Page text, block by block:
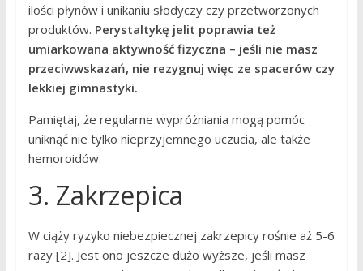
ilości płynów i unikaniu słodyczy czy przetworzonych
produktów. Perystaltykę jelit poprawia też
umiarkowana aktywność fizyczna – jeśli nie masz
przeciwwskazań, nie rezygnuj więc ze spacerów czy
lekkiej gimnastyki.
Pamiętaj, że regularne wypróżniania mogą pomóc
uniknąć nie tylko nieprzyjemnego uczucia, ale także
hemoroidów.
3. Zakrzepica
W ciąży ryzyko niebezpiecznej zakrzepicy rośnie aż 5-6
razy [2]. Jest ono jeszcze dużo wyższe, jeśli masz